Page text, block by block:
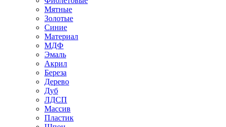
Мятные
Золотые
Синие
Материал
МДФ
Эмаль
Акрил
Береза
Дерево
Дуб
ЛДСП
Массив
Пластик